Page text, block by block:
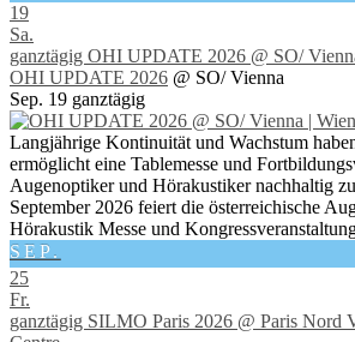
19
Sa.
ganztägig OHI UPDATE 2026 @ SO/
OHI UPDATE 2026 @ SO/ Vienna
Sep. 19 ganztägig
Langjährige Kontinuität und Wachstum
ermöglicht eine Tablemesse und
Augenoptiker und Hörakustiker nachhaltig
September 2026 feiert die österreichische
Hörakustik Messe und
SEP.
25
Fr.
ganztägig SILMO Paris 2026 @ Paris Nord